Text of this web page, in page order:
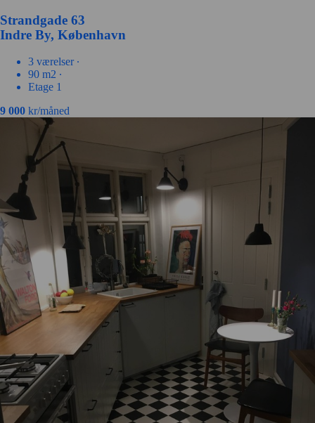
Strandgade 63
Indre By, København
3 værelser ∙
90 m2 ∙
Etage 1
9 000 kr/måned